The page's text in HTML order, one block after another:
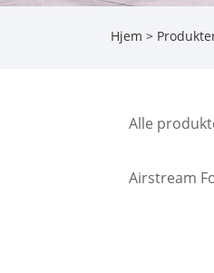
Hjem >
Alle
Airstream